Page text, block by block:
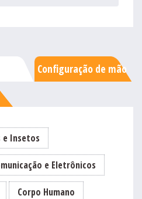
Configuração de mão
e Insetos
e Eletrônicos
Corpo Humano